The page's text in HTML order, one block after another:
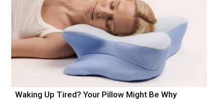
Waking Up Tired? Your Pillow Might Be Why